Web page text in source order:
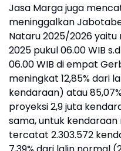
Jasa Marga juga
meninggalkan
Nataru 2025/2026 yaitu
2025 pukul 06.00 WIB
06.00 WIB di empat
meningkat 12,85% dari
kendaraan) atau
proyeksi 2,9 juta
sama, untuk
tercatat 2.303.572